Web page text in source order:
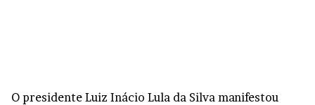
O presidente Luiz Inácio Lula da Silva manifestou